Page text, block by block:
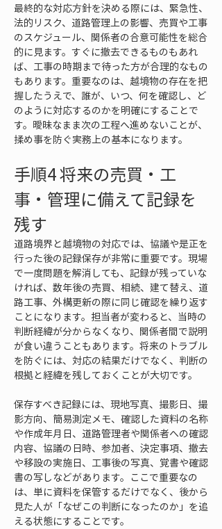
最終的な対応方針を決める際には、緊急性、
法的リスク、道路管理上の影響、売買や工事
のスケジュール、関係者の合意可能性を総合
的に見ます。すぐに撤去できるものもあれ
ば、工事の時期まで待った方が合理的なもの
もあります。重要なのは、越境物の存在を把
握したうえで、誰が、いつ、何を確認し、ど
のように対応するのかを明確にすることで
す。曖昧なまま次の工程へ進めないことが、
揉め事を防ぐ実務上の基本になります。
手順4 将来の売買・工
事・管理に備えて記録を
残す
道路境界と越境物の対応では、協議や是正を
行った後の記録保存が非常に重要です。現場
で一度問題を解消しても、記録が残っていな
ければ、数年後の売買、相続、建て替え、道
路工事、外構更新の際に同じ確認を繰り返す
ことになります。担当者が変わると、当時の
判断経緯が分からなくなり、関係者間で説明
が食い違うこともあります。将来のトラブル
を防ぐには、対応の結果だけでなく、判断の
根拠と経緯を残しておくことが大切です。
保存すべき記録には、現地写真、撮影日、撮
影方向、簡易測定メモ、確認した資料の名称
や作成年月日、道路管理者や関係者への確認
内容、協議の日時、参加者、決定事項、撤去
や移設の実施日、工事後の写真、覚書や確認
書の写しなどがあります。ここで重要なの
は、単に資料を保管するだけでなく、後から
見た人が「なぜこの判断になったのか」を追
える状態にすることです。